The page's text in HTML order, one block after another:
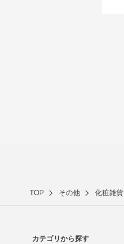
TOP その他 化粧雑貨
カテゴリから探す